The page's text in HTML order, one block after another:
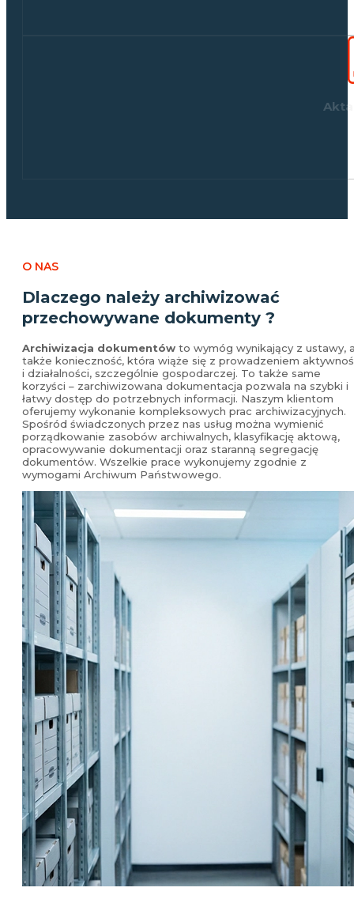
O NAS
Dlaczego należy archiwizować
przechowywane dokumenty ?
Archiwizacja dokumentów to wymóg wynikający z ustawy,
także konieczność, która wiąże się z prowadzeniem
i działalności, szczególnie gospodarczej. To także same
korzyści – zarchiwizowana dokumentacja pozwala na szybki i
łatwy dostęp do potrzebnych informacji. Naszym klientom
oferujemy wykonanie kompleksowych prac archiwizacyjnych.
Spośród świadczonych przez nas usług można wymienić
porządkowanie zasobów archiwalnych, klasyfikację aktową,
opracowywanie dokumentacji oraz staranną segregację
dokumentów. Wszelkie prace wykonujemy zgodnie z
wymogami Archiwum Państwowego.